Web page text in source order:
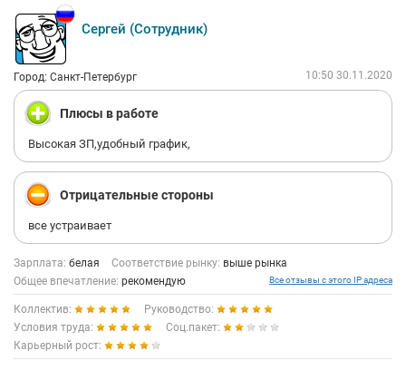
Сергей (Сотрудник)
Город: Санкт-Петербург 10:50 30.11.2020
Плюсы в работе
Высокая ЗП,удобный график,
Отрицательные стороны
все устраивает
Зарплата: белая Соответствие рынку: выше рынка
Общее впечатление: рекомендую Все отзывы с этого IP адреса
Коллектив:
Руководство:
Условия труда:
Соц.пакет:
Карьерный рост: